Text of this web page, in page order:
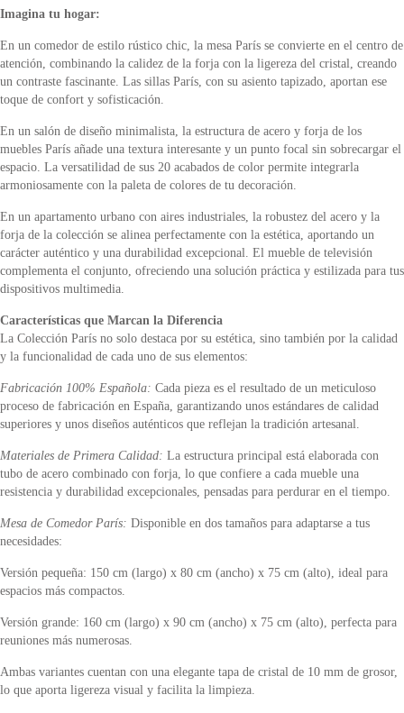
Imagina tu hogar:
En un comedor de estilo rústico chic, la mesa París se convierte en el centro de
atención, combinando la calidez de la forja con la ligereza del cristal, creando
un contraste fascinante. Las sillas París, con su asiento tapizado, aportan ese
toque de confort y sofisticación.
En un salón de diseño minimalista, la estructura de acero y forja de los
muebles París añade una textura interesante y un punto focal sin sobrecargar el
espacio. La versatilidad de sus 20 acabados de color permite integrarla
armoniosamente con la paleta de colores de tu decoración.
En un apartamento urbano con aires industriales, la robustez del acero y la
forja de la colección se alinea perfectamente con la estética, aportando un
carácter auténtico y una durabilidad excepcional. El mueble de televisión
complementa el conjunto, ofreciendo una solución práctica y estilizada para tus
dispositivos multimedia.
Características que Marcan la Diferencia
La Colección París no solo destaca por su estética, sino también por la calidad
y la funcionalidad de cada uno de sus elementos:
Fabricación 100% Española: Cada pieza es el resultado de un meticuloso
proceso de fabricación en España, garantizando unos estándares de calidad
superiores y unos diseños auténticos que reflejan la tradición artesanal.
Materiales de Primera Calidad: La estructura principal está elaborada con
tubo de acero combinado con forja, lo que confiere a cada mueble una
resistencia y durabilidad excepcionales, pensadas para perdurar en el tiempo.
Mesa de Comedor París: Disponible en dos tamaños para adaptarse a tus
necesidades:
Versión pequeña: 150 cm (largo) x 80 cm (ancho) x 75 cm (alto), ideal para
espacios más compactos.
Versión grande: 160 cm (largo) x 90 cm (ancho) x 75 cm (alto), perfecta para
reuniones más numerosas.
Ambas variantes cuentan con una elegante tapa de cristal de 10 mm de grosor,
lo que aporta ligereza visual y facilita la limpieza.